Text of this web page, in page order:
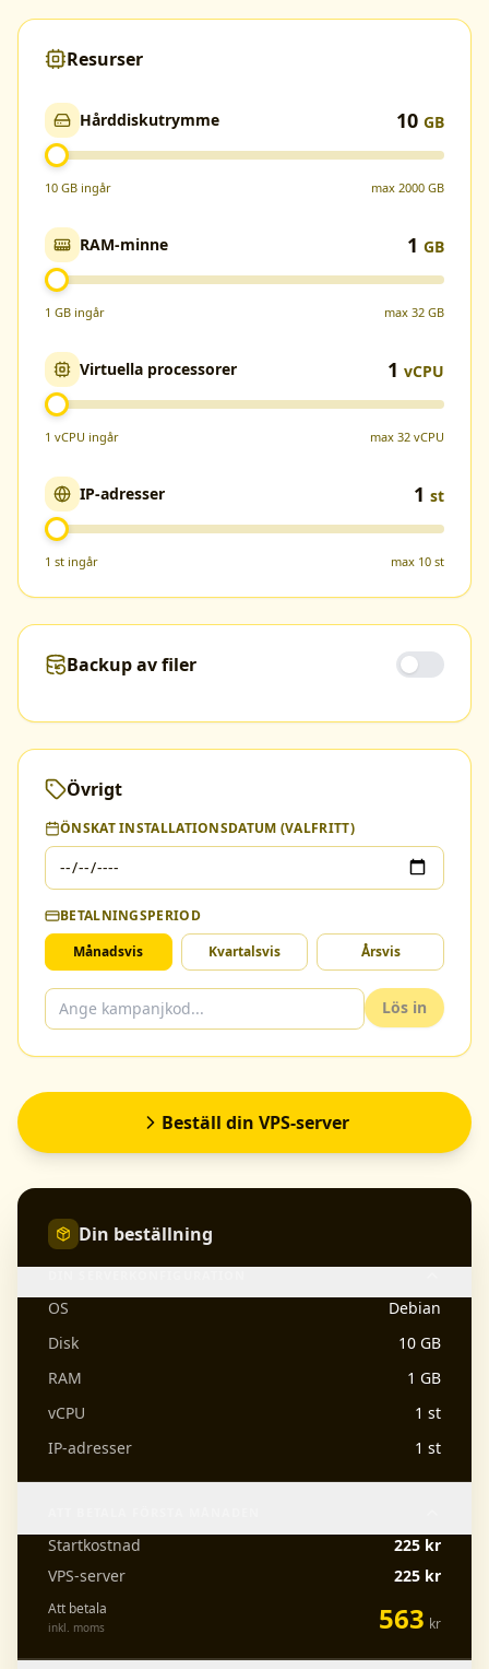
Resurser
Hårddiskutrymme 10 GB
10 GB ingår max 2000 GB
RAM-minne 1 GB
1 GB ingår max 32 GB
Virtuella processorer 1 vCPU
1 vCPU ingår max 32 vCPU
IP-adresser 1 st
1 st ingår max 10 st
Backup av filer
Övrigt
ÖNSKAT INSTALLATIONSDATUM (VALFRITT)
BETALNINGSPERIOD
Månadsvis
Kvartalsvis Årsvis
Lös in
Beställ din VPS-server
Din beställning
OS
Debian
Disk
10 GB
RAM
1 GB
vCPU
1 st
IP-adresser
1 st
Startkostnad 225 kr
VPS-server
225 kr
Att betala
inkl. moms 563 kr